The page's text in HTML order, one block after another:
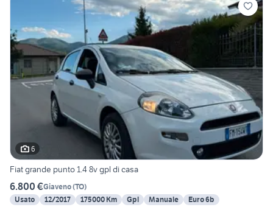
6
Fiat grande punto 1.4 8v gpl di casa
6.800 €Giaveno(TO)
Usato
12/2017 175000 Km Gpl Manuale Euro 6b